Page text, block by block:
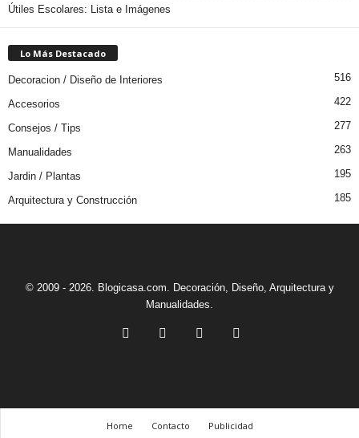
Útiles Escolares: Lista e Imágenes
Lo Más Destacado
Decoracion / Diseño de Interiores 516
Accesorios 422
Consejos / Tips 277
Manualidades 263
Jardin / Plantas 195
Arquitectura y Construcción 185
© 2009 - 2026. Blogicasa.com. Decoración, Diseño, Arquitectura y
Manualidades.
Home Contacto Publicidad